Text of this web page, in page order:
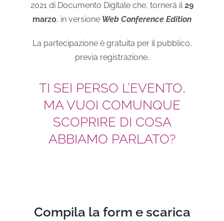
2021 di Documento Digitale che, tornerà il29
marzo, in versione Web Conference Edition
La partecipazione è gratuita per il pubblico,
previa registrazione.
TI SEI PERSO L’EVENTO,
MA VUOI COMUNQUE
SCOPRIRE DI COSA
ABBIAMO PARLATO?
Compila la form e scarica